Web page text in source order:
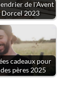
de l'Avent
Dorcel 2023
cadeaux pour
pères 2025